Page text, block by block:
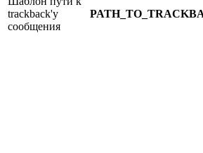
trackback'у
сообщения